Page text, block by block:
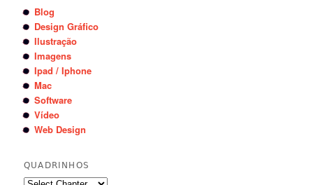
Blog
Design Gráfico
Ilustração
Imagens
Ipad / Iphone
Mac
Software
Vídeo
Web Design
QUADRINHOS